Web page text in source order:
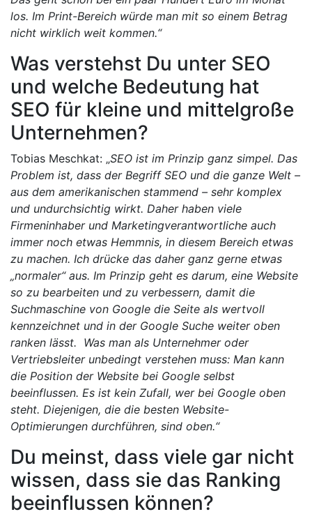
los. Im Print-Bereich würde man mit so einem Betrag
nicht wirklich weit kommen.“
Was verstehst Du unter SEO
und welche Bedeutung hat
SEO für kleine und mittelgroße
Unternehmen?
Tobias Meschkat: „SEO ist im Prinzip ganz simpel. Das
Problem ist, dass der Begriff SEO und die ganze Welt –
aus dem amerikanischen stammend – sehr komplex
und undurchsichtig wirkt. Daher haben viele
Firmeninhaber und Marketingverantwortliche auch
immer noch etwas Hemmnis, in diesem Bereich etwas
zu machen. Ich drücke das daher ganz gerne etwas
„normaler“ aus. Im Prinzip geht es darum, eine Website
so zu bearbeiten und zu verbessern, damit die
Suchmaschine von Google die Seite als wertvoll
kennzeichnet und in der Google Suche weiter oben
ranken lässt. Was man als Unternehmer oder
Vertriebsleiter unbedingt verstehen muss: Man kann
die Position der Website bei Google selbst
beeinflussen. Es ist kein Zufall, wer bei Google oben
steht. Diejenigen, die die besten Website-
Optimierungen durchführen, sind oben.“
Du meinst, dass viele gar nicht
wissen, dass sie das Ranking
beeinflussen können?